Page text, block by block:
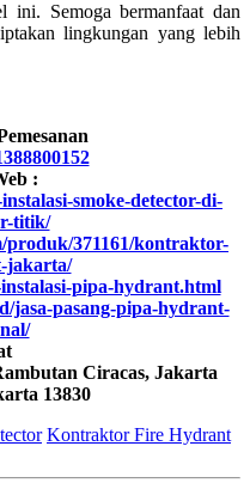
ini. Semoga bermanfaat dan
lingkungan yang lebih
:
smoke-detector-di-
titik/
produk/371161/kontraktor-
jakarta/
pipa-hydrant.html
jasa-pasang-pipa-hydrant-
Ciracas, Jakarta
13830
Kontraktor Fire Hydrant